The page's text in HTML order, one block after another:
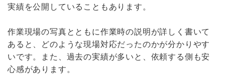
実績を公開していることもあります。
作業現場の写真とともに作業時の説明が詳しく書いて
あると、どのような現場対応だったのかが分かりやす
いです。また、過去の実績が多いと、依頼する側も安
心感があります。